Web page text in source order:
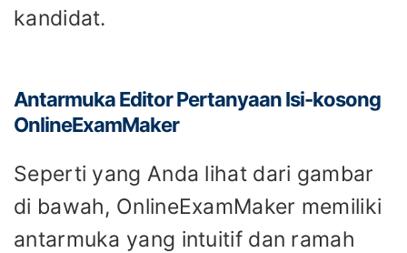
kandidat.
Antarmuka Editor Pertanyaan Isi-kosong
OnlineExamMaker
Seperti yang Anda lihat dari gambar
di bawah, OnlineExamMaker memiliki
antarmuka yang intuitif dan ramah